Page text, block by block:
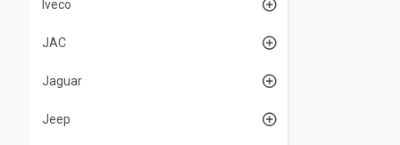
Iveco
JAC
Jaguar
Jeep